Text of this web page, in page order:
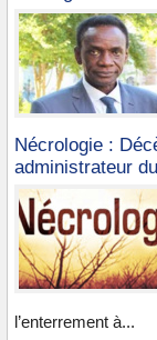
Nécrologie :
administrateur
l’enterrement à...